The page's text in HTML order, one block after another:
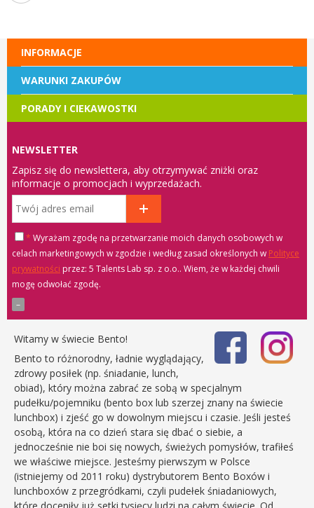
INFORMACJE
WARUNKI ZAKUPÓW
PORADY I CIEKAWOSTKI
NEWSLETTER
Zapisz się do newslettera, aby otrzymywać zniżki oraz
informacje o promocjach i wyprzedażach.
* Wyrażam zgodę na przetwarzanie moich danych osobowych w
celach marketingowych w zgodzie i według zasad określonych w Polityce
prywatności
przez: 5 Talents Lab sp. z o.o.. Wiem, że w każdej chwili
mogę odwołać zgodę.
Witamy w świecie Bento!
Bento to różnorodny, ładnie wyglądający,
zdrowy posiłek (np. śniadanie, lunch,
obiad), który można zabrać ze sobą w specjalnym
pudełku/pojemniku (bento box lub szerzej znany na świecie
lunchbox) i zjeść go w dowolnym miejscu i czasie. Jeśli jesteś
osobą, która na co dzień stara się dbać o siebie, a
jednocześnie nie boi się nowych, świeżych pomysłów, trafiłeś
we właściwe miejsce. Jesteśmy pierwszym w Polsce
(istniejemy od 2011 roku) dystrybutorem Bento Boxów i
lunchboxów z przegródkami, czyli pudełek śniadaniowych,
które doceniły już setki tysięcy ludzi na całym świecie. Od